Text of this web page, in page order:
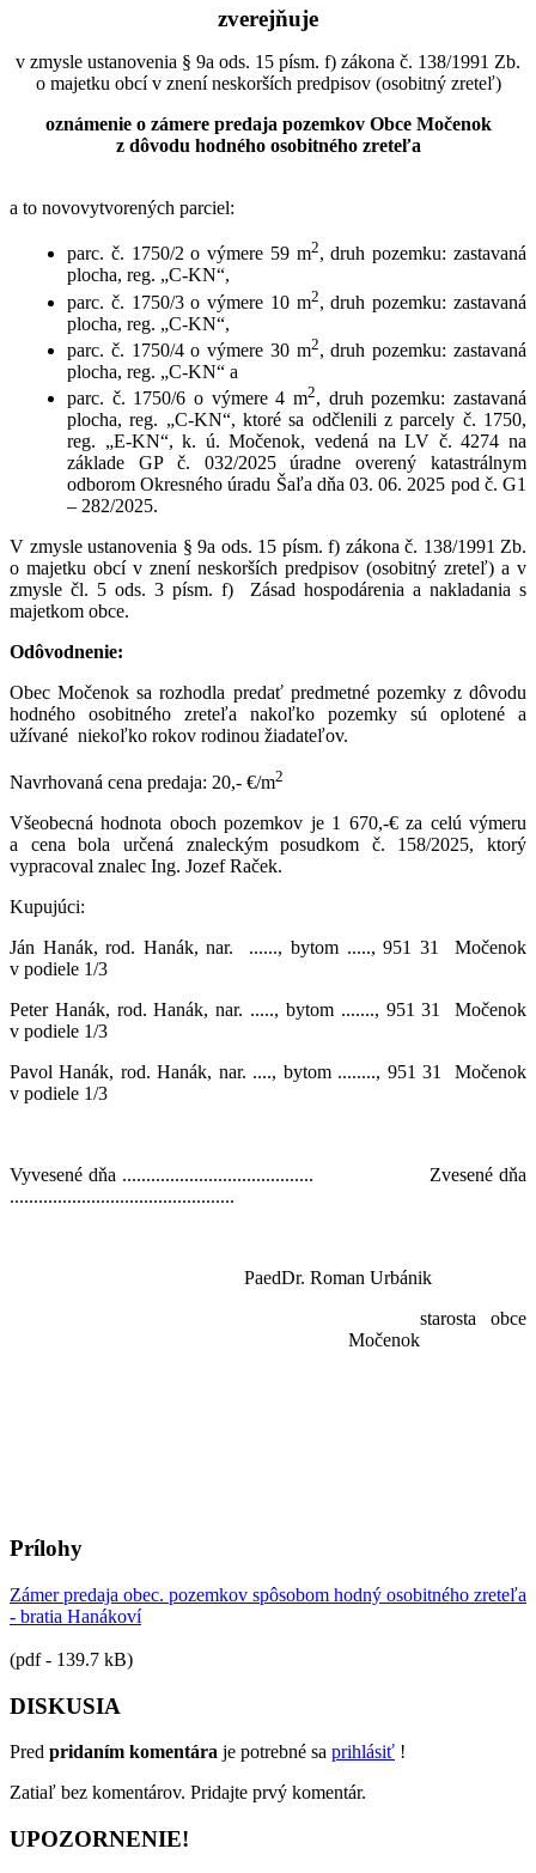
zverejňuje
v zmysle ustanovenia § 9a ods. 15 písm. f) zákona č. 138/1991 Zb.
o majetku obcí v znení neskorších predpisov (osobitný zreteľ)
oznámenie o zámere predaja pozemkov Obce Močenok
z dôvodu hodného osobitného zreteľa
a to novovytvorených parciel:
parc. č. 1750/2 o výmere 59 m2, druh pozemku: zastavaná
plocha, reg. „C-KN“,
parc. č. 1750/3 o výmere 10 m2, druh pozemku: zastavaná
plocha, reg. „C-KN“,
parc. č. 1750/4 o výmere 30 m2, druh pozemku: zastavaná
plocha, reg. „C-KN“ a
parc. č. 1750/6 o výmere 4 m2, druh pozemku: zastavaná
plocha, reg. „C-KN“, ktoré sa odčlenili z parcely č. 1750,
reg. „E-KN“, k. ú. Močenok, vedená na LV č. 4274 na
základe GP č. 032/2025 úradne overený katastrálnym
odborom Okresného úradu Šaľa dňa 03. 06. 2025 pod č. G1
– 282/2025.
V zmysle ustanovenia § 9a ods. 15 písm. f) zákona č. 138/1991 Zb.
o majetku obcí v znení neskorších predpisov (osobitný zreteľ) a v
zmysle čl. 5 ods. 3 písm. f) Zásad hospodárenia a nakladania s
majetkom obce.
Odôvodnenie:
Obec Močenok sa rozhodla predať predmetné pozemky z dôvodu
hodného osobitného zreteľa nakoľko pozemky sú oplotené a
užívané niekoľko rokov rodinou žiadateľov.
Navrhovaná cena predaja: 20,- €/m2
Všeobecná hodnota oboch pozemkov je 1 670,-€ za celú výmeru
a cena bola určená znaleckým posudkom č. 158/2025, ktorý
vypracoval znalec Ing. Jozef Raček.
Kupujúci:
Ján Hanák, rod. Hanák, nar. ......, bytom ....., 951 31 Močenok
v podiele 1/3
Peter Hanák, rod. Hanák, nar. ....., bytom ......., 951 31 Močenok
v podiele 1/3
Pavol Hanák, rod. Hanák, nar. ...., bytom ........, 951 31 Močenok
v podiele 1/3
Vyvesené dňa ........................................ Zvesené dňa
...............................................
PaedDr. Roman Urbánik
starosta obce
Močenok
Prílohy
Zámer predaja obec. pozemkov spôsobom hodný osobitného zreteľa
- bratia Hanákoví
(pdf - 139.7 kB)
DISKUSIA
Pred pridaním komentára je potrebné sa prihlásiť !
Zatiaľ bez komentárov. Pridajte prvý komentár.
UPOZORNENIE!